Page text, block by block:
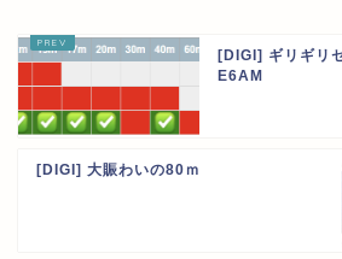
[DIGI] ギリギリ
E6AM
[DIGI] 大賑わいの80ｍ